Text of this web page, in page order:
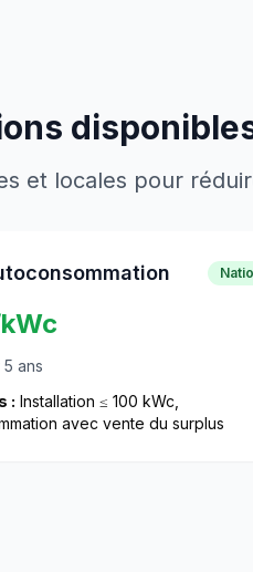
et locales pour
ans
: Installation ≤ 100 kWc,
avec vente du surplus